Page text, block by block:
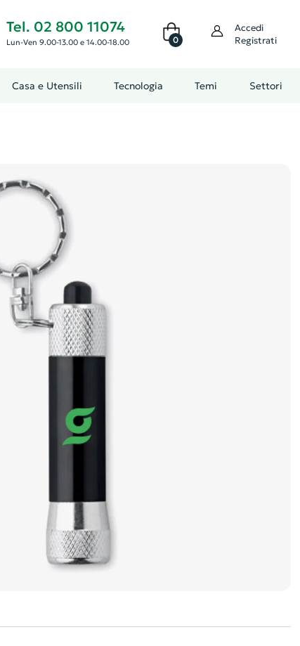
Tel. 02 800 11074
Lun-Ven 9.00-13.00 e 14.00-18.00 0
Accedi
Registrati
Casa e Utensili Tecnologia Temi Settori